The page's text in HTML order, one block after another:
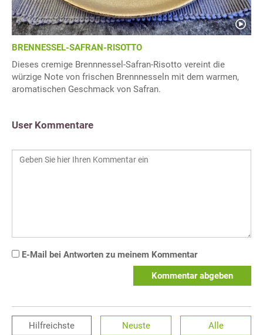
BRENNESSEL-SAFRAN-RISOTTO
Dieses cremige Brennnessel-Safran-Risotto vereint die
würzige Note von frischen Brennnesseln mit dem warmen,
aromatischen Geschmack von Safran.
User Kommentare
E-Mail bei Antworten zu meinem Kommentar
Kommentar abgeben
Hilfreichste Neuste Alle